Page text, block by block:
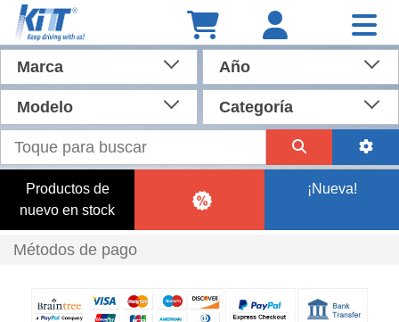
Marca Año
Modelo Categoría
Productos de
nuevo en stock
¡Nueva!
Métodos de pago